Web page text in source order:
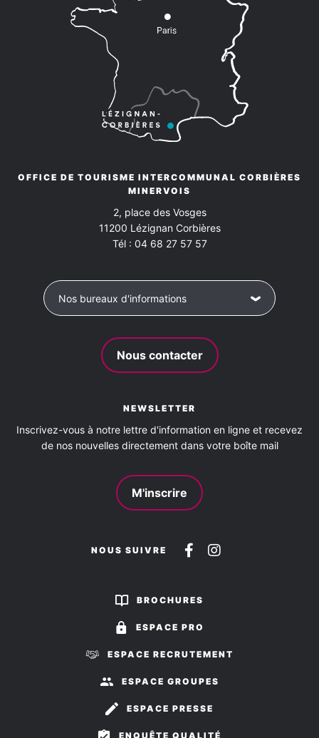
OFFICE DE TOURISME INTERCOMMUNAL CORBIÈRES
MINERVOIS
2, place des Vosges
11200 Lézignan Corbières
Tél : 04 68 27 57 57
Nos bureaux d'informations
Nous contacter
NEWSLETTER
Inscrivez-vous à notre lettre d'information en ligne et recevez
de nos nouvelles directement dans votre boîte mail
M'inscrire
NOUS SUIVRE
Suivez-
sur
Suivez-
BROCHURES
ESPACE PRO
ESPACE RECRUTEMENT
ESPACE GROUPES
ESPACE PRESSE
ENQUÊTE QUALITÉ